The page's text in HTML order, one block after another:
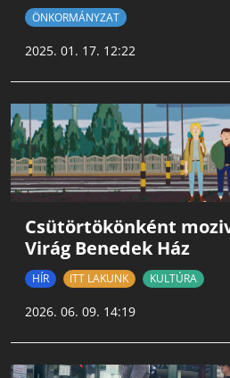
ÖNKORMÁNYZAT
2025. 01. 17. 12:22
Csütörtökönként
Virág Benedek Ház
HÍR ITT LAKUNK KULTÚRA
2026. 06. 09. 14:19